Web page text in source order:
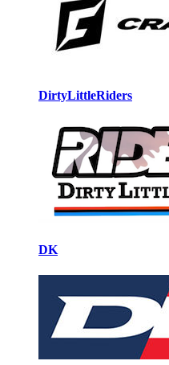
DirtyLittleRiders
DK